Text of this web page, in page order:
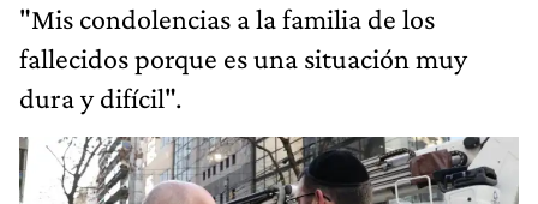
"Mis condolencias a la familia de los
fallecidos porque es una situación muy
dura y difícil".